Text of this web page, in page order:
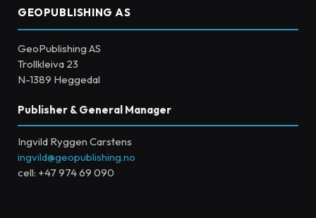
GEOPUBLISHING AS
GeoPublishing AS
Trollkleiva 23
N-1389 Heggedal
Publisher & General Manager
Ingvild Ryggen Carstens
ingvild@geopublishing.no
cell: +47 974 69 090